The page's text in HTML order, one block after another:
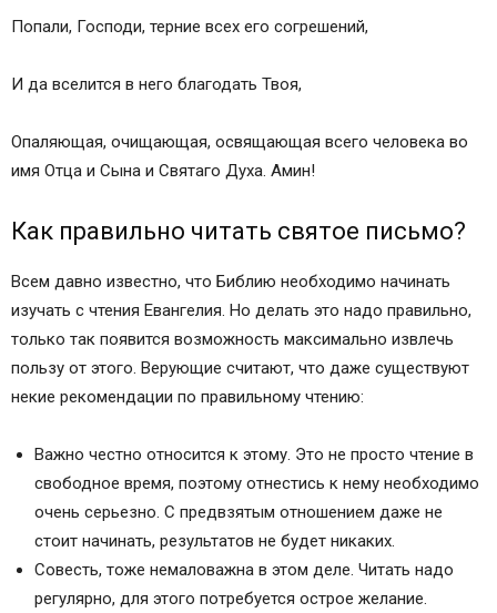
Попали, Господи, терние всех его согрешений,
И да вселится в него благодать Твоя,
Опаляющая, очищающая, освящающая всего человека во
имя Отца и Сына и Святаго Духа. Амин!
Как правильно читать святое письмо?
Всем давно известно, что Библию необходимо начинать
изучать с чтения Евангелия. Но делать это надо правильно,
только так появится возможность максимально извлечь
пользу от этого. Верующие считают, что даже существуют
некие рекомендации по правильному чтению:
Важно честно относится к этому. Это не просто чтение в
свободное время, поэтому отнестись к нему необходимо
очень серьезно. С предвзятым отношением даже не
стоит начинать, результатов не будет никаких.
Совесть, тоже немаловажна в этом деле. Читать надо
регулярно, для этого потребуется острое желание.